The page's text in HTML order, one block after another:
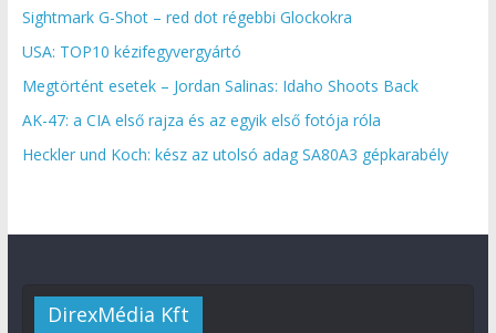
Sightmark G-Shot – red dot régebbi Glockokra
USA: TOP10 kézifegyvergyártó
Megtörtént esetek – Jordan Salinas: Idaho Shoots Back
AK-47: a CIA első rajza és az egyik első fotója róla
Heckler und Koch: kész az utolsó adag SA80A3 gépkarabély
DirexMédia Kft